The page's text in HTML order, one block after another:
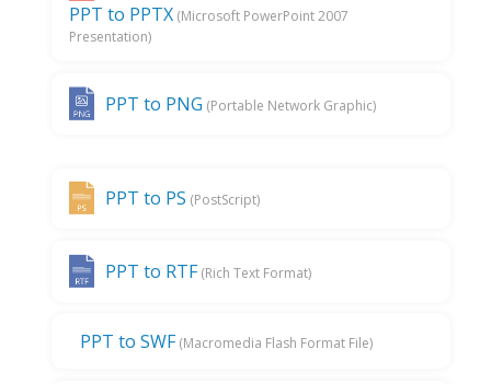
PPT to PPTX (Microsoft PowerPoint 2007
Presentation)
PPT to PNG (Portable Network Graphic)
PPT to PS (PostScript)
PPT to RTF (Rich Text Format)
PPT to SWF (Macromedia Flash Format File)